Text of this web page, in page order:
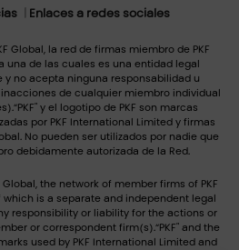
Enlaces a redes sociales
Global, la red de firmas miembro de PKF
una de las cuales es una entidad legal
y no acepta ninguna responsabilidad u
de cualquier miembro individual
y el logotipo de PKF son marcas
por PKF International Limited y firmas
No pueden ser utilizados por nadie que
debidamente autorizada de la Red.
Global, the network of member firms of PKF
is a separate and independent legal
responsibility or liability for the actions or
or correspondent firm(s).“PKF" and the
used by PKF International Limited and